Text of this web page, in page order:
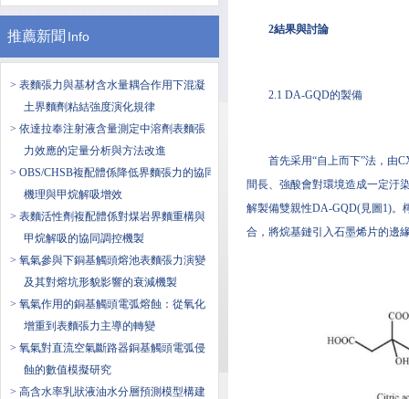
推薦新聞 Info
> 表麵張力與基材含水量耦合作用下混凝
土界麵劑粘結強度演化規律
> 依達拉奉注射液含量測定中溶劑表麵張
力效應的定量分析與方法改進
> OBS/CHSB複配體係降低界麵張力的協同
機理與甲烷解吸增效
> 表麵活性劑複配體係對煤岩界麵重構與
甲烷解吸的協同調控機製
> 氧氣參與下銅基觸頭熔池表麵張力演變
及其對熔坑形貌影響的衰減機製
> 氧氣作用的銅基觸頭電弧熔蝕：從氧化
增重到表麵張力主導的轉變
> 氧氣對直流空氣斷路器銅基觸頭電弧侵
蝕的數值模擬研究
> 高含水率乳狀液油水分層預測模型構建
2結果與討論
2.1 DA-GQD的製備
首先采用“自上而下”法，由
間長、強酸會對環境造成一定汙
解製備雙親性DA-GQD(見圖1)。
合，將烷基鏈引入石墨烯片的邊